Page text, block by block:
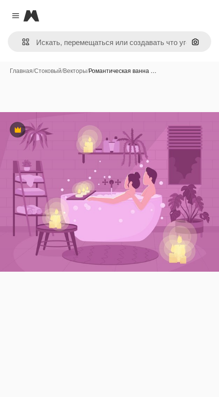
Close menu
Magnific
Поиск
Главная/Стоковый/Векторы/Романтическая ванна …
Премиум